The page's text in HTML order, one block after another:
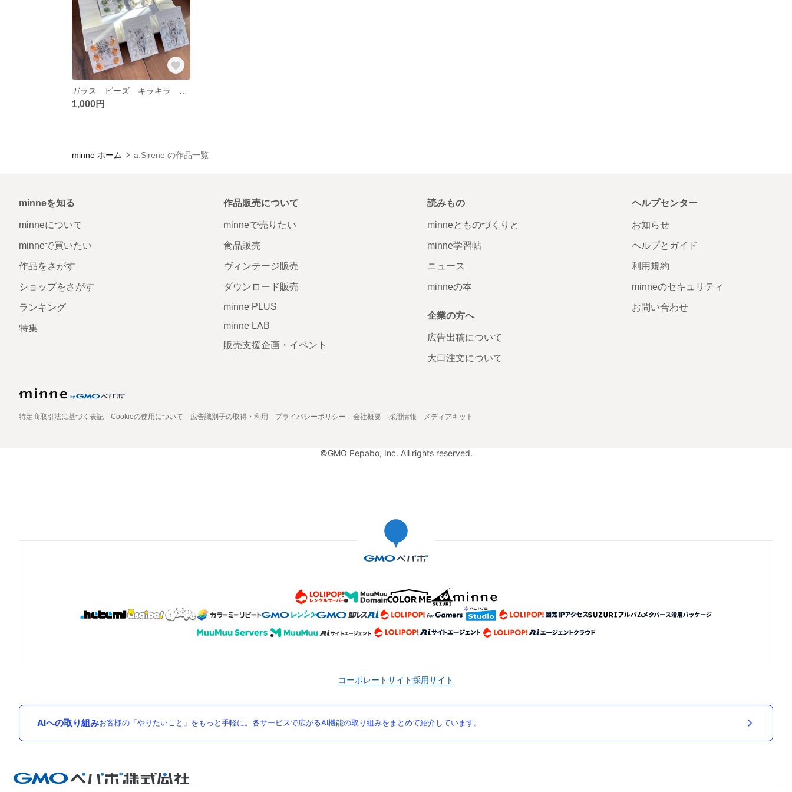
1,000円
minne ホーム a.Sirene の作品一覧
minneを知る
minneについて
minneで買いたい
作品をさがす
ショップをさがす
ランキング
特集
作品販売について
minneで売りたい
食品販売
ヴィンテージ販売
ダウンロード販売
minne PLUS
minne LAB
販売支援企画・イベント
読みもの
minneとものづくりと
minne学習帖
ニュース
minneの本
企業の方へ
広告出稿について
大口注文について
ヘルプセンター
お知らせ
ヘルプとガイド
利用規約
minneのセキュリティ
お問い合わせ
特定商取引法に基づく表記 Cookieの使用について 広告識別子の取得・利用 プライバシーポリシー 会社概要 採用情報 メディアキット
©GMO Pepabo, Inc. All rights reserved.
コーポレートサイト採用サイト
AIへの取り組みお客様の「やりたいこと」をもっと手軽に。各サービスで広がるAI機能の取り組みをまとめて紹介しています。